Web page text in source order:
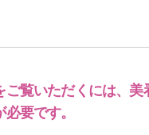
ご覧いただくには、美
必要です。